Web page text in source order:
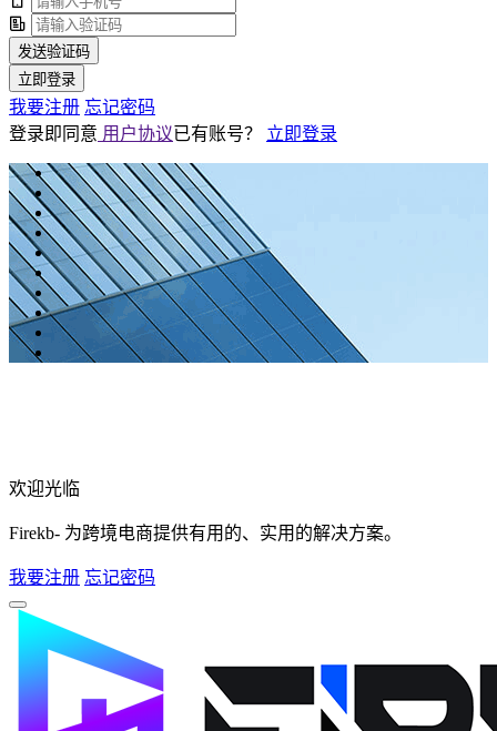
发送验证码
立即登录
我要注册 忘记密码
登录即同意 用户协议已有账号？ 立即登录
欢迎光临
Firekb- 为跨境电商提供有用的、实用的解决方案。
我要注册 忘记密码